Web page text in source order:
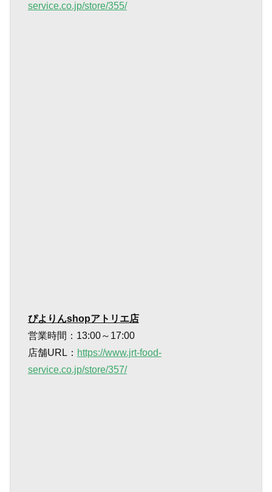
service.co.jp/store/355/
ぴよりんshopアトリエ店
営業時間：13:00～17:00
店舗URL： https://www.jrt-food-
service.co.jp/store/357/